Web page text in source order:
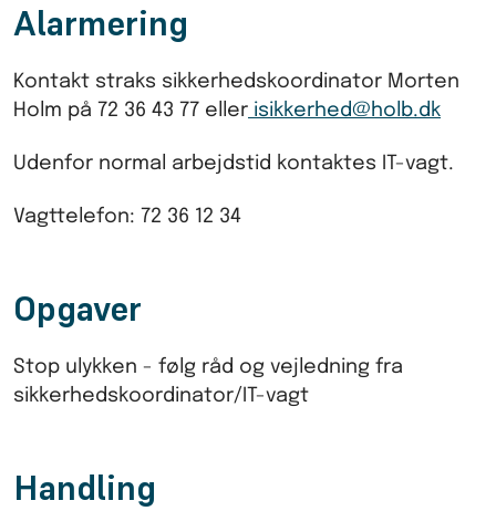
Alarmering
Kontakt straks sikkerhedskoordinator Morten
Holm på 72 36 43 77 eller isikkerhed@holb.dk
Udenfor normal arbejdstid kontaktes IT-vagt.
Vagttelefon: 72 36 12 34
Opgaver
Stop ulykken - følg råd og vejledning fra
sikkerhedskoordinator/IT-vagt
Handling